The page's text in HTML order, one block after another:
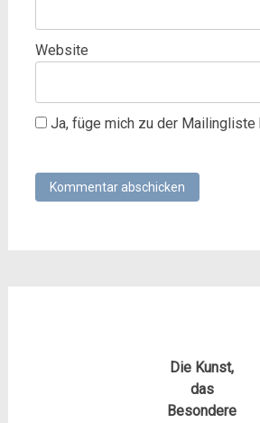
Website
Ja, füge mich zu der Mailingliste
Die Kunst,
das
Besondere